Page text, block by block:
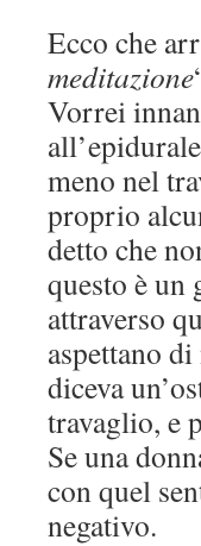
Ecco che
meditazione
Vorrei
meno nel
proprio
detto che
questo è un
attraverso
aspettano
diceva
travaglio, e
Se una
con quel
negativo.